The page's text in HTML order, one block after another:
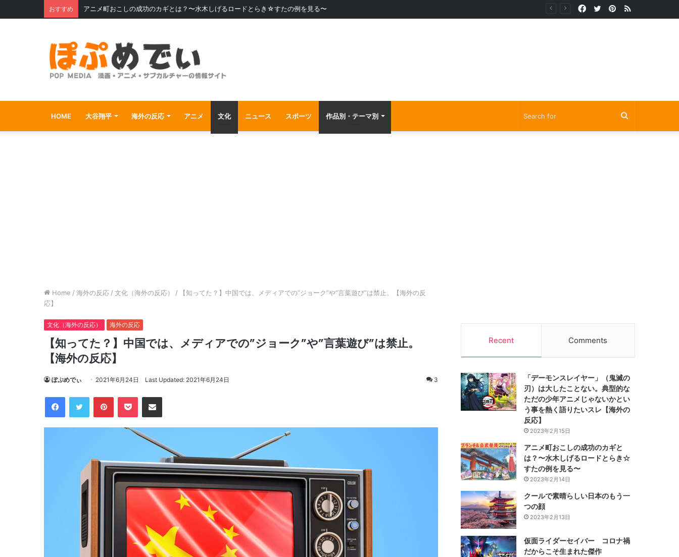
おすすめ アニメ町おこしの成功のカギとは？〜水木しげるロードとらき☆すたの例を見る〜 RSS
Pinterest
Twitter
Facebook
HOME 大谷翔平 海外の反応 アニメ 文化 ニュース スポーツ 作品別・テーマ別
Home / 海外の反応 / 文化（海外の反応） /
【知ってた？】中国では、メディアでの”ジョーク”や”言葉遊び”は禁止。【海外の反
応】
文化（海外の反応） 海外の反応
【知ってた？】中国では、メディアでの”ジョーク”や”言葉遊び”は禁止。
【海外の反応】
ぽぷめでぃ 2021年6月24日 Last Updated: 2021年6月24日 3
FacebookTwitter PinterestPocket Share via Email
Recent Comments
「デーモンスレイヤー」（鬼滅の
刃）は大したことない。典型的な
ただの少年アニメじゃないかとい
う事を熱く語りたいスレ【海外の
反応】
2023年2月15日
アニメ町おこしの成功のカギと
は？〜水木しげるロードとらき☆
すたの例を見る〜
2023年2月14日
クールで素晴らしい日本のもう一
つの顔
2023年2月13日
仮面ライダーセイバー コロナ禍
だからこそ生まれた傑作